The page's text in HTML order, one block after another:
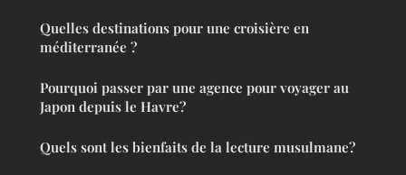
Quelles destinations pour une croisière en
méditerranée ?
Pourquoi passer par une agence pour voyager au
Japon depuis le Havre?
Quels sont les bienfaits de la lecture musulmane?